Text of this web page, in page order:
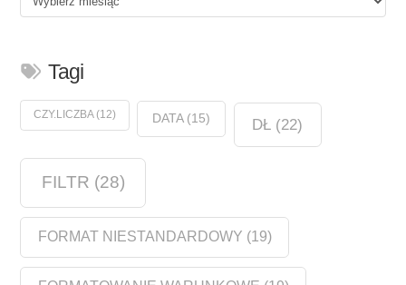
Tagi
CZY.LICZBA(12) DATA(15) DŁ (22)
FILTR (28)
FORMAT NIESTANDARDOWY (19)